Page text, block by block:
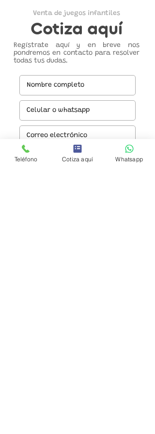
Venta de juegos infantiles
Cotiza aquí
Regístrate aquí y en breve nos
pondremos en contacto para resolver
todas tus dudas.
Teléfono Cotiza aquí Whatsapp